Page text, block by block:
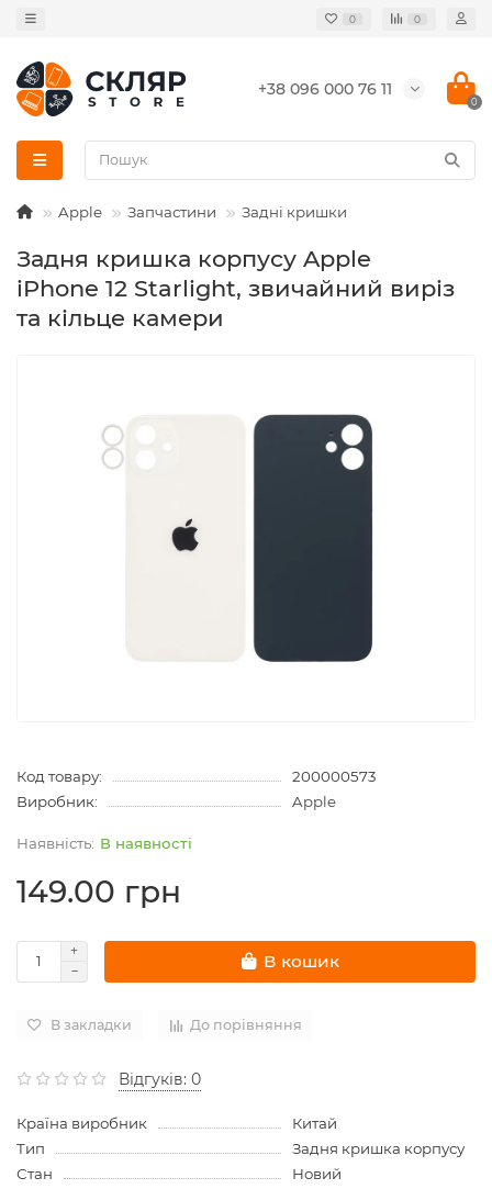
0 0
+38 096 000 76 11
0
Apple Запчастини Задні кришки
Задня кришка корпусу Apple
iPhone 12 Starlight, звичайний виріз
та кільце камери
Код товару:
200000573
Виробник:
Apple
В наявності
149.00 грн
В кошик
В закладки До порівняння
Відгуків: 0
Країна виробник
Китай
Тип
Задня кришка корпусу
Стан
Новий